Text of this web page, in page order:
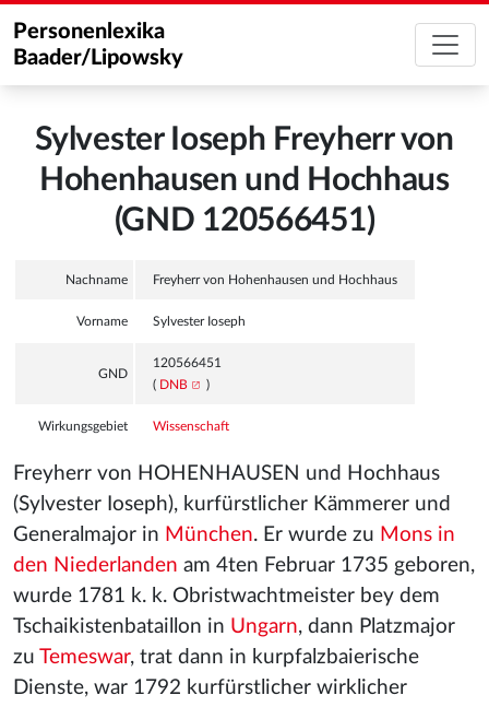
Personenlexika
Baader/Lipowsky
Sylvester Ioseph Freyherr von
Hohenhausen und Hochhaus
(GND 120566451)
Nachname Freyherr von Hohenhausen und Hochhaus
Vorname Sylvester Ioseph
GND
120566451
( DNB )
Wirkungsgebiet Wissenschaft
Freyherr von HOHENHAUSEN und Hochhaus
(Sylvester Ioseph), kurfürstlicher Kämmerer und
Generalmajor in München. Er wurde zu Mons in
den Niederlanden am 4ten Februar 1735 geboren,
wurde 1781 k. k. Obristwachtmeister bey dem
Tschaikistenbataillon in Ungarn, dann Platzmajor
zu Temeswar, trat dann in kurpfalzbaierische
Dienste, war 1792 kurfürstlicher wirklicher